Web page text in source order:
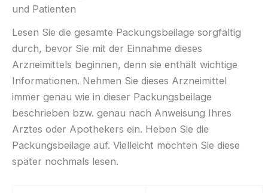
und Patienten
Lesen Sie die gesamte Packungsbeilage sorgfältig
durch, bevor Sie mit der Einnahme dieses
Arzneimittels beginnen, denn sie enthält wichtige
Informationen. Nehmen Sie dieses Arzneimittel
immer genau wie in dieser Packungsbeilage
beschrieben bzw. genau nach Anweisung Ihres
Arztes oder Apothekers ein. Heben Sie die
Packungsbeilage auf. Vielleicht möchten Sie diese
später nochmals lesen.